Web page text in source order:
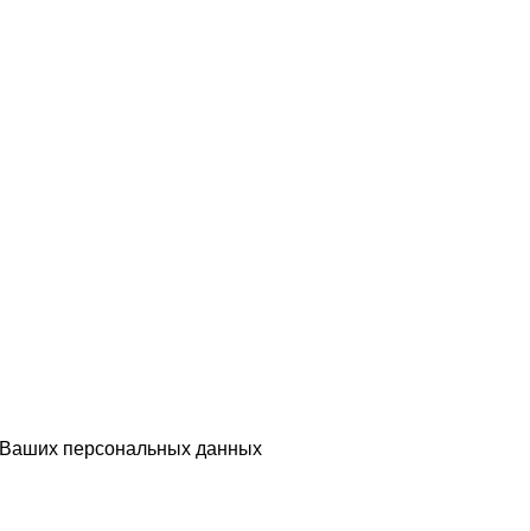
Ваших персональных данных